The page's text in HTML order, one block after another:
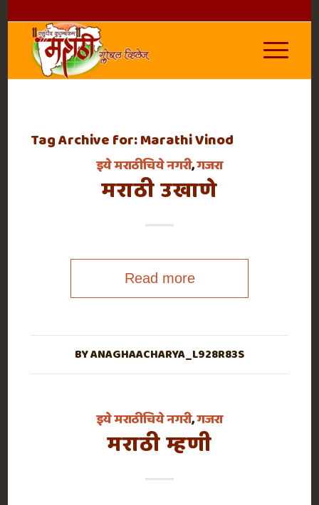
Tag Archive for:Marathi Vinod
इये मराठीचिये नगरी,गजरा
मराठी उखाणे
Read more
BYANAGHAACHARYA_L928R83S
इये मराठीचिये नगरी,गजरा
मराठी म्हणी